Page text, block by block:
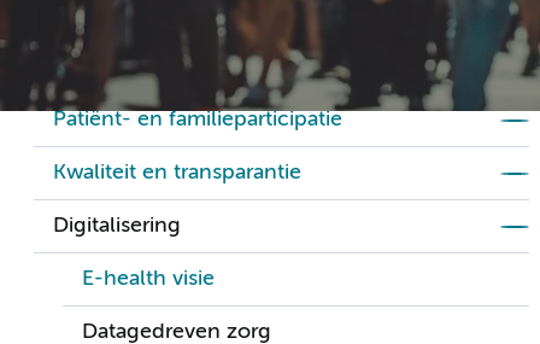
Hoe wij werken Als werkgever
Patiënt- en familieparticipatie
Kwaliteit en transparantie
Digitalisering
E-health visie
Datagedreven zorg